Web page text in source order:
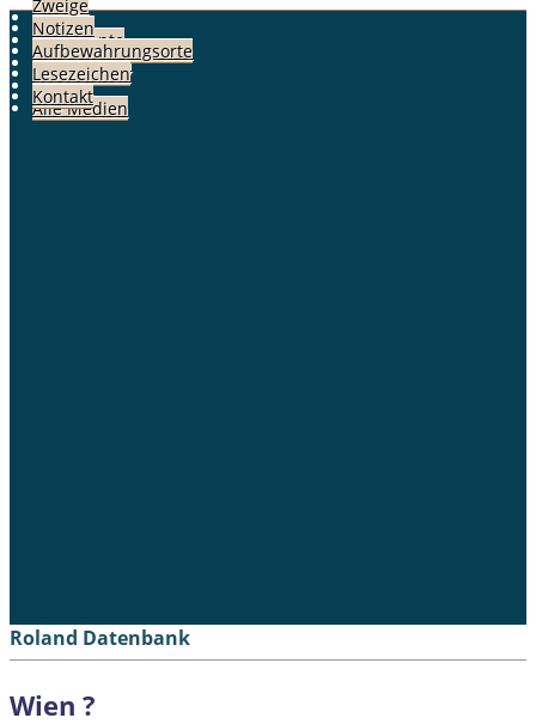
Fotos
Dokumente
Geschichten
Alben
Alle Medien
Zweige
Notizen
Aufbewahrungsorte
Lesezeichen
Kontakt
Roland Datenbank
Wien ?